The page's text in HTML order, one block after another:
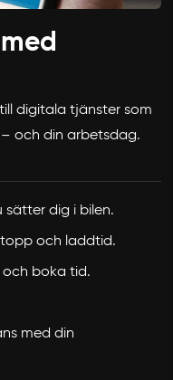
digitala tjänster som
och din arbetsdag.
sätter dig i bilen.
och laddtid.
och boka tid.
med din